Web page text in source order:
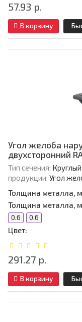
57.93 р.
В корзину
Угол желоба
двухсторонний
Тип сечения: Круглый
продукции: Угол
Толщина металла,
Толщина металла,
0.6 0.6
Цвет:
291.27 р.
В корзину